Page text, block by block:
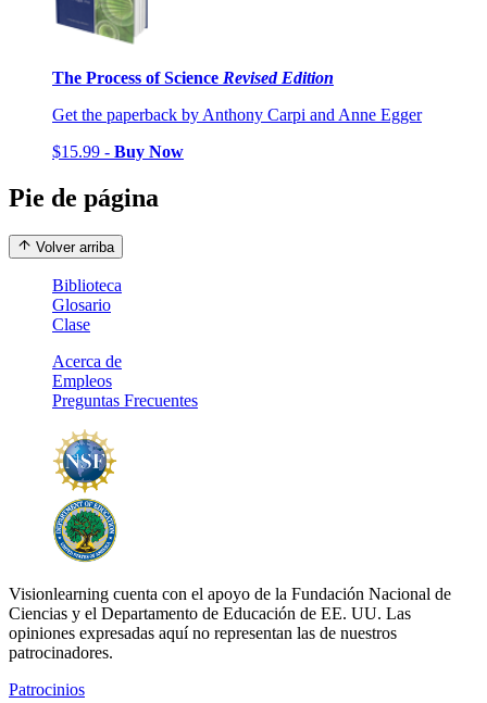
The Process of Science Revised Edition
Get the paperback by Anthony Carpi and Anne Egger
$15.99 - Buy Now
Pie de página
Volver arriba
Biblioteca
Glosario
Clase
Acerca de
Empleos
Preguntas Frecuentes
Visionlearning cuenta con el apoyo de la Fundación Nacional de
Ciencias y el Departamento de Educación de EE. UU. Las
opiniones expresadas aquí no representan las de nuestros
patrocinadores.
Patrocinios